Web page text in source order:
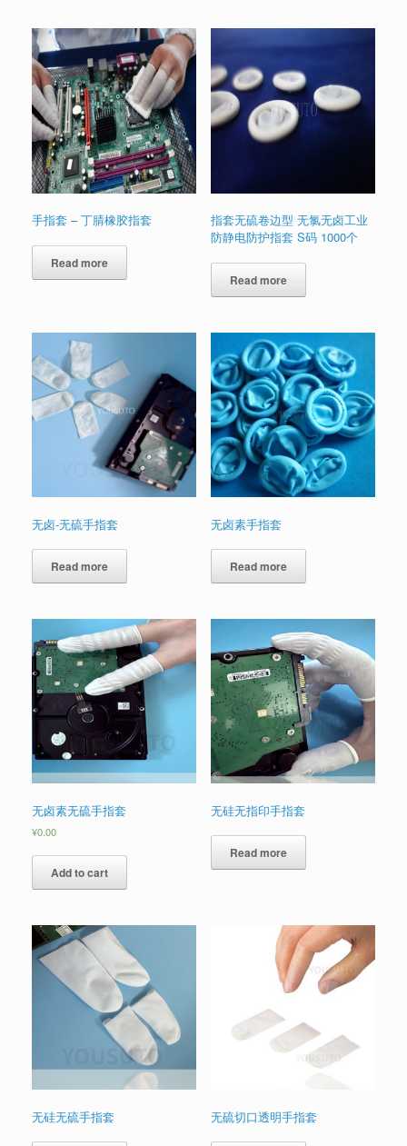
手指套 – 丁腈橡胶指套
Read more
指套无硫卷边型 无氯无卤工业
防静电防护指套 S码 1000个
Read more
无卤-无硫手指套
Read more
无卤素手指套
Read more
无卤素无硫手指套
¥0.00
Add to cart
无硅无指印手指套
Read more
无硅无硫手指套 无硫切口透明手指套